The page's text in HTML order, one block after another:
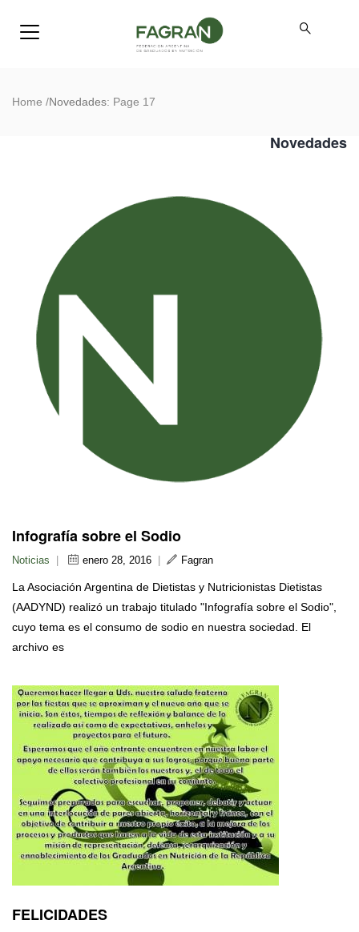
Novedades
Home /Novedades: Page 17
Infografía sobre el Sodio
Noticias enero 28, 2016 Fagran
La Asociación Argentina de Dietistas y Nutricionistas Dietistas
(AADYND) realizó un trabajo titulado "Infografía sobre el Sodio",
cuyo tema es el consumo de sodio en nuestra sociedad. El
archivo es
FELICIDADES